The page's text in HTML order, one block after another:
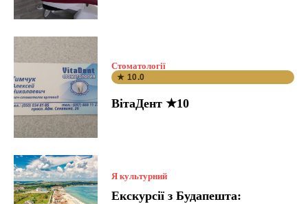
Стоматології
★ 10.0
ВітаДент ★10
Я культурний
Екскурсії з Будапешта: